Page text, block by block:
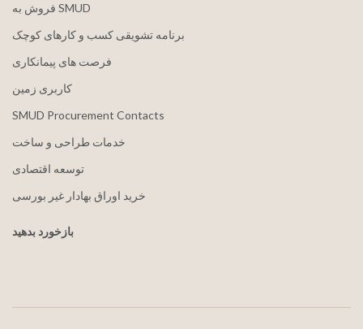
فروش به SMUD
برنامه تشویقی کسب و کارهای کوچک
فرصت های پیمانکاری
کاربری زمین
SMUD Procurement Contacts
خدمات طراحی و ساخت
توسعه اقتصادی
خرید اوراق بهادار غیر بورسی
بازخورد بدهید